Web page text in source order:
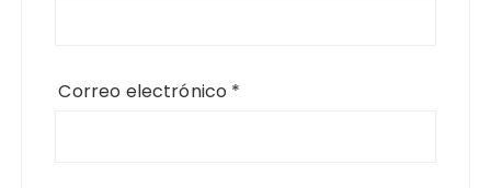
Correo electrónico *